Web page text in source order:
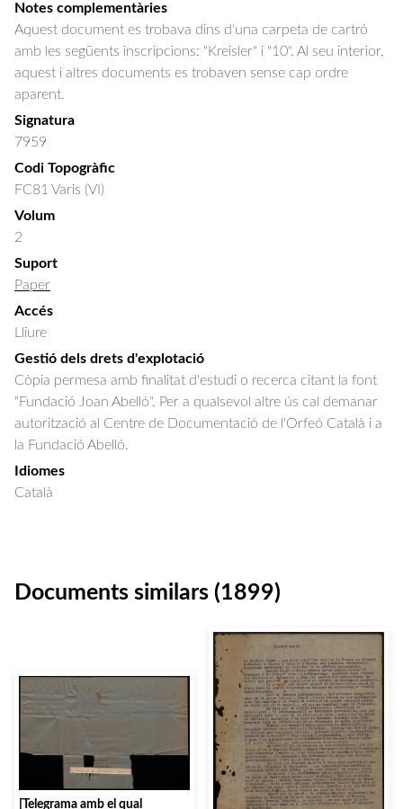
Notes complementàries
Aquest document es trobava dins d'una carpeta de cartró
amb les següents inscripcions: "Kreisler" i "10". Al seu interior,
aquest i altres documents es trobaven sense cap ordre
aparent.
Signatura
7959
Codi Topogràfic
FC81 Varis (VI)
Volum
2
Suport
Paper
Accés
Lliure
Gestió dels drets d'explotació
Còpia permesa amb finalitat d'estudi o recerca citant la font
"Fundació Joan Abelló". Per a qualsevol altre ús cal demanar
autorització al Centre de Documentació de l'Orfeó Català i a
la Fundació Abelló.
Idiomes
Català
Documents similars (1899)
[Telegrama amb el qual